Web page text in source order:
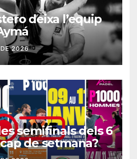
deixa l’equip
DE 2026
semifinals dels 6
de setmana?